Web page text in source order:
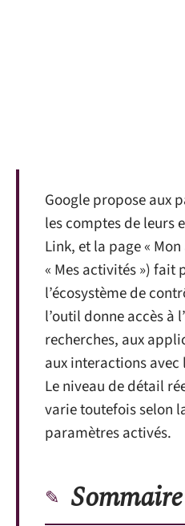
Google propose aux
les comptes de leurs
Link, et la page «
« Mes activités ») fait
l’écosystème de
l’outil donne accès à
recherches, aux
aux interactions avec
Le niveau de détail
varie toutefois selon
paramètres activés.
Sommaire